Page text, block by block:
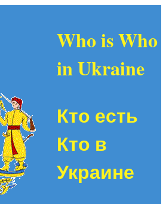
Who is Who
in Ukraine
Кто есть
Кто в
Украине